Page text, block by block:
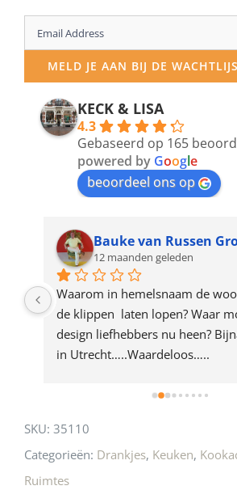
Enter
your
email
address
product
MELD JE AAN BIJ DE
KECK & LISA
4.3
Gebaseerd op 165
powered by Google
beoordeel ons op
Bauke van Russen
12 maanden geleden
Waarom in hemelsnaam de
de klippen  laten lopen? Waar
design liefhebbers nu heen?
in Utrecht…..Waardeloos…..
SKU: 35110
Categorieën: Drankjes, Keuken,
Ruimtes